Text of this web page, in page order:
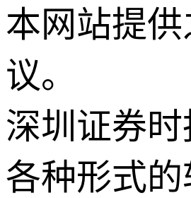
本网站提
议。
深圳证券
各种形式